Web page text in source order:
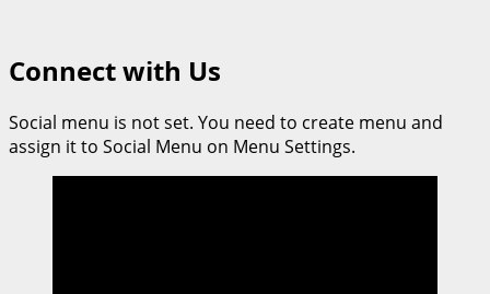
Connect with Us
Social menu is not set. You need to create menu and
assign it to Social Menu on Menu Settings.